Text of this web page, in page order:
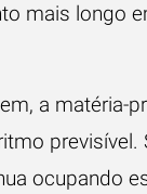
mais longo
a matéria-
previsível.
ocupando